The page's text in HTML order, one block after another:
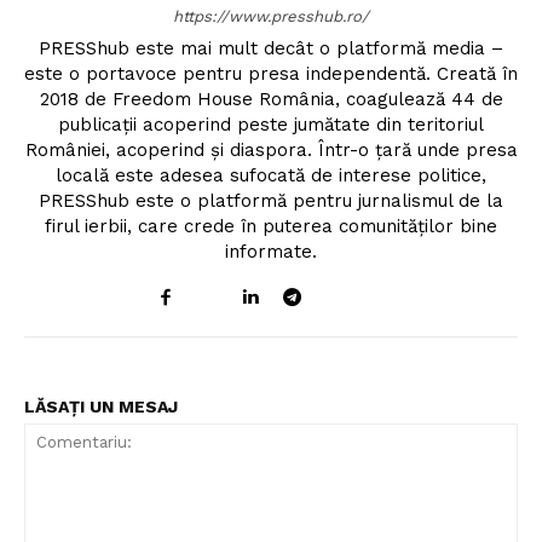
https://www.presshub.ro/
PRESShub este mai mult decât o platformă media –
este o portavoce pentru presa independentă. Creată în
2018 de Freedom House România, coagulează 44 de
publicații acoperind peste jumătate din teritoriul
României, acoperind și diaspora. Într-o țară unde presa
locală este adesea sufocată de interese politice,
PRESShub este o platformă pentru jurnalismul de la
firul ierbii, care crede în puterea comunităților bine
informate.
LĂSAȚI UN MESAJ